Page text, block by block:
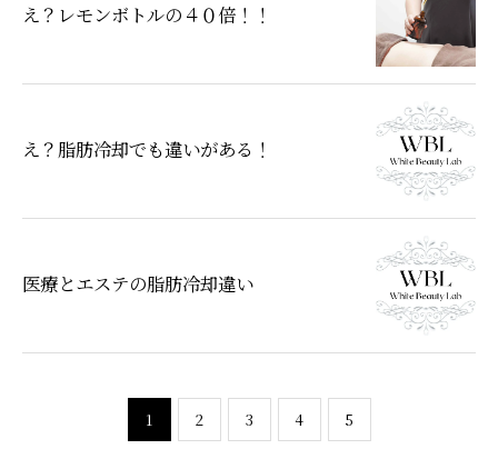
え？レモンボトルの４０倍！！
え？脂肪冷却でも違いがある！
医療とエステの脂肪冷却違い
1 2 3 4 5